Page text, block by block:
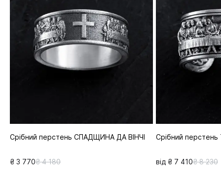
Срібний перстень СПАДЩИНА ДА ВІНЧІ
₴ 3 770₴ 4 180
Срібний перстень
від ₴ 7 410₴ 8 230